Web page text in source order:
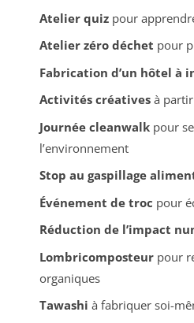
Atelier quizpour
Atelier zéro déchet pour
Fabrication d’un hôtel à
Activités créativesà partir
Journée cleanwalkpour
l’environnement
Stop au gaspillage
Événement de troc pour
Réduction de l’impact
Lombricomposteurpour
organiques
Tawashi à fabriquer soi-